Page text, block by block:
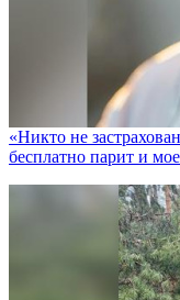
«Никто не
бесплатно парит и